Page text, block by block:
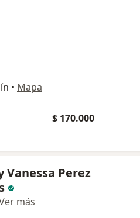
• Mapa
$ 170.000
Vanessa Perez
más